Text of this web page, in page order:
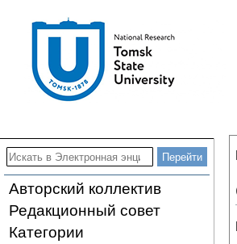
Авторский коллектив
Редакционный совет
Категории